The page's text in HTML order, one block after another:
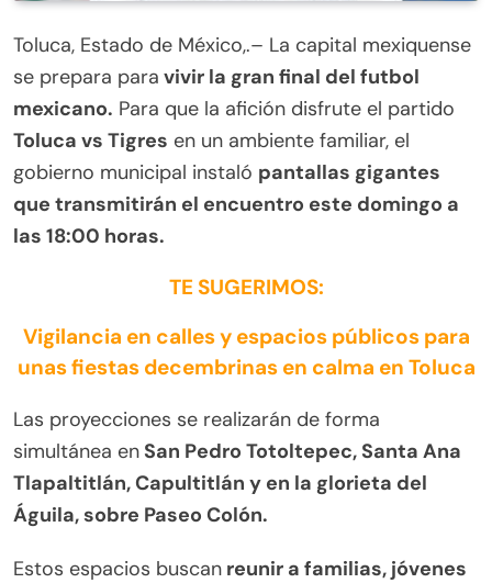
Toluca, Estado de México,.– La capital mexiquense
se prepara para vivir la gran final del futbol
mexicano. Para que la afición disfrute el partido
Toluca vs Tigres en un ambiente familiar, el
gobierno municipal instaló pantallas gigantes
que transmitirán el encuentro este domingo a
las 18:00 horas.
TE SUGERIMOS:
Vigilancia en calles y espacios públicos para
unas fiestas decembrinas en calma en Toluca
Las proyecciones se realizarán de forma
simultánea en San Pedro Totoltepec, Santa Ana
Tlapaltitlán, Capultitlán y en la glorieta del
Águila, sobre Paseo Colón.
Estos espacios buscan reunir a familias, jóvenes